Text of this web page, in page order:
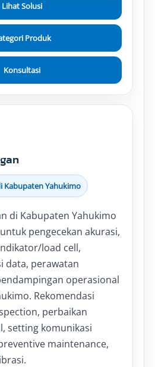
Lihat Solusi
Produk
Konsultasi
Kabupaten Yahukimo
di Kabupaten Yahukimo
pengecekan akurasi,
load cell,
data, perawatan
operasional
Rekomendasi
perbaikan
setting komunikasi
maintenance,